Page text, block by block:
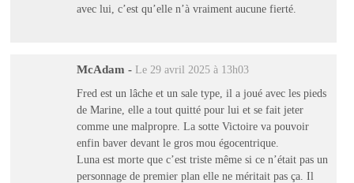
avec lui, c’est qu’elle n’à vraiment aucune fierté.
McAdam - Le 29 avril 2025 à 13h03
Fred est un lâche et un sale type, il a joué avec les pieds
de Marine, elle a tout quitté pour lui et se fait jeter
comme une malpropre. La sotte Victoire va pouvoir
enfin baver devant le gros mou égocentrique.
Luna est morte que c’est triste même si ce n’était pas un
personnage de premier plan elle ne méritait pas ça. Il